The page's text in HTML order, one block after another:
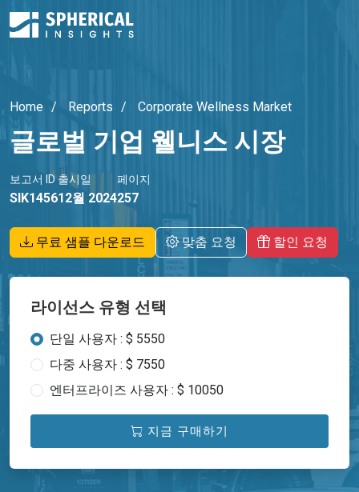
Home Reports Corporate Wellness Market
글로벌 기업 웰니스 시장
보고서 ID
SIK1456
출시일
12월 2024
페이지
257
무료 샘플 다운로드 맞춤 요청 할인 요청
라이선스 유형 선택
단일 사용자 : $ 5550
다중 사용자 : $ 7550
엔터프라이즈 사용자 : $ 10050
지금 구매하기